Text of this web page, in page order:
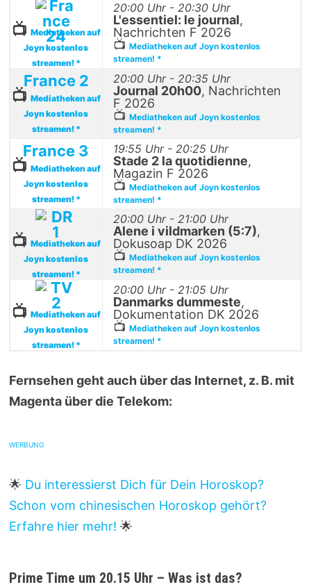
📺 Mediatheken auf
Joyn kostenlos
streamen! *
20:00 Uhr - 20:30 Uhr
L'essentiel: le journal,
Nachrichten F 2026
📺 Mediatheken auf Joyn kostenlos
streamen! *
France 2
📺 Mediatheken auf
Joyn kostenlos
streamen! *
20:00 Uhr - 20:35 Uhr
Journal 20h00, Nachrichten
F 2026
📺 Mediatheken auf Joyn kostenlos
streamen! *
France 3
📺 Mediatheken auf
Joyn kostenlos
streamen! *
19:55 Uhr - 20:25 Uhr
Stade 2 la quotidienne,
Magazin F 2026
📺 Mediatheken auf Joyn kostenlos
streamen! *
📺 Mediatheken auf
Joyn kostenlos
streamen! *
20:00 Uhr - 21:00 Uhr
Alene i vildmarken (5:7),
Dokusoap DK 2026
📺 Mediatheken auf Joyn kostenlos
streamen! *
📺 Mediatheken auf
Joyn kostenlos
streamen! *
20:00 Uhr - 21:05 Uhr
Danmarks dummeste,
Dokumentation DK 2026
📺 Mediatheken auf Joyn kostenlos
streamen! *
Fernsehen geht auch über das Internet, z. B. mit
Magenta über die Telekom:
WERBUNG
🌟 Du interessierst Dich für Dein Horoskop?
Schon vom chinesischen Horoskop gehört?
Erfahre hier mehr! 🌟
Prime Time um 20.15 Uhr – Was ist das?